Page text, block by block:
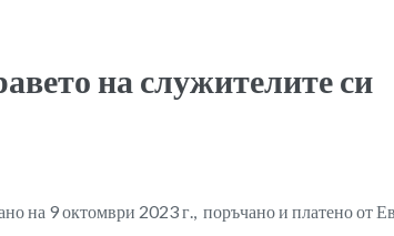
на служителите си
на 9 октомври 2023 г., поръчано и платено от